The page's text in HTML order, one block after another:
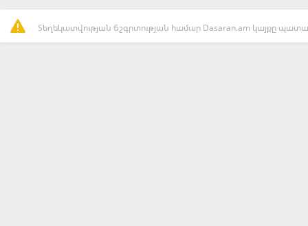
Տեղեկատվության ճշգրտության համար Dasaran.am կայքը